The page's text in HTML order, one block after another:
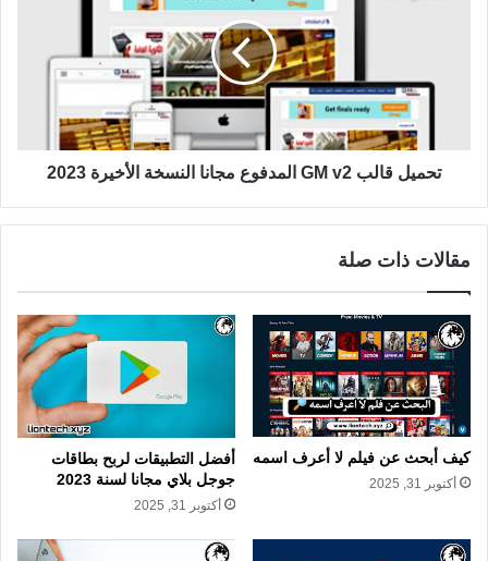
تحميل قالب GM v2 المدفوع مجانا النسخة الأخيرة 2023
مقالات ذات صلة
كيف أبحث عن فيلم لا أعرف اسمه
أكتوبر 31, 2025
أفضل التطبيقات لربح بطاقات
جوجل بلاي مجانا لسنة 2023
أكتوبر 31, 2025